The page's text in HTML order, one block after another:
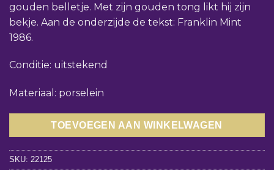
gouden belletje. Met zijn gouden tong likt hij zijn
bekje. Aan de onderzijde de tekst: Franklin Mint
1986.
Conditie: uitstekend
Materiaal: porselein
TOEVOEGEN AAN WINKELWAGEN
SKU: 22125